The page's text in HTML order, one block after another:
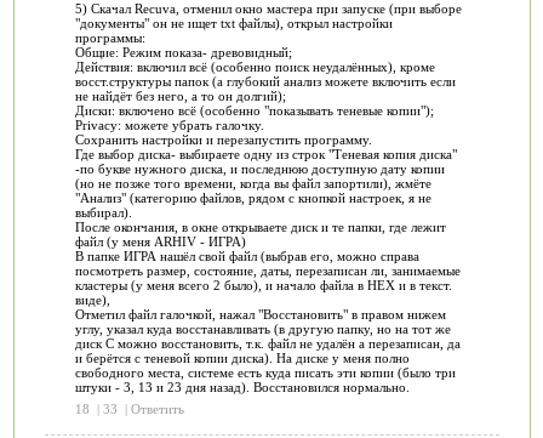
5) Скачал Recuva, отменил окно мастера при запуске (при выборе
"документы" он не ищет txt файлы), открыл настройки
программы:
Общие: Режим показа- древовидный;
Действия: включил всё (особенно поиск неудалённых), кроме
восст.структуры папок (а глубокий анализ можете включить если
не найдёт без него, а то он долгий);
Диски: включено всё (особенно "показывать теневые копии");
Privacy: можете убрать галочку.
Сохранить настройки и перезапустить программу.
Где выбор диска- выбираете одну из строк "Теневая копия диска"
-по букве нужного диска, и последнюю доступную дату копии
(но не позже того времени, когда вы файл запортили), жмёте
"Анализ" (категорию файлов, рядом с кнопкой настроек, я не
выбирал).
После окончания, в окне открываете диск и те папки, где лежит
файл (у меня ARHIV - ИГРА)
В папке ИГРА нашёл свой файл (выбрав его, можно справа
посмотреть размер, состояние, даты, перезаписан ли, занимаемые
кластеры (у меня всего 2 было), и начало файла в HEX и в текст.
виде),
Отметил файл галочкой, нажал "Восстановить" в правом нижем
углу, указал куда восстанавливать (в другую папку, но на тот же
диск C можно восстановить, т.к. файл не удалён а перезаписан, да
и берётся с теневой копии диска). На диске у меня полно
свободного места, системе есть куда писать эти копии (было три
штуки - 3, 13 и 23 дня назад). Восстановился нормально.
18
| 33 | Ответить